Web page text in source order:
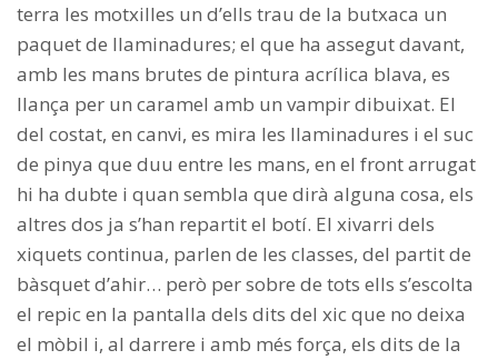
terra les motxilles un d’ells trau de la butxaca un
paquet de llaminadures; el que ha assegut davant,
amb les mans brutes de pintura acrílica blava, es
llança per un caramel amb un vampir dibuixat. El
del costat, en canvi, es mira les llaminadures i el suc
de pinya que duu entre les mans, en el front arrugat
hi ha dubte i quan sembla que dirà alguna cosa, els
altres dos ja s’han repartit el botí. El xivarri dels
xiquets continua, parlen de les classes, del partit de
bàsquet d’ahir… però per sobre de tots ells s’escolta
el repic en la pantalla dels dits del xic que no deixa
el mòbil i, al darrere i amb més força, els dits de la